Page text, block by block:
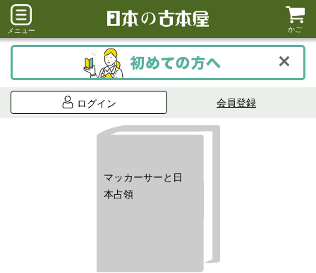
メニュー かご
ログイン 会員登録
マッカーサーと日
本占領